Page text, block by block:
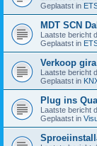
Geplaatst in
MDT SCN
Laatste bericht
Geplaatst in
Verkoop
Laatste bericht
Geplaatst in
Plug ins
Laatste bericht
Geplaatst in